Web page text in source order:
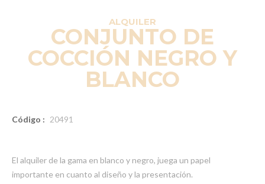
ALQUILER
CONJUNTO DE
COCCIÓN NEGRO Y
BLANCO
Código : 20491
El alquiler de la gama en blanco y negro, juega un papel
importante en cuanto al diseño y la presentación.